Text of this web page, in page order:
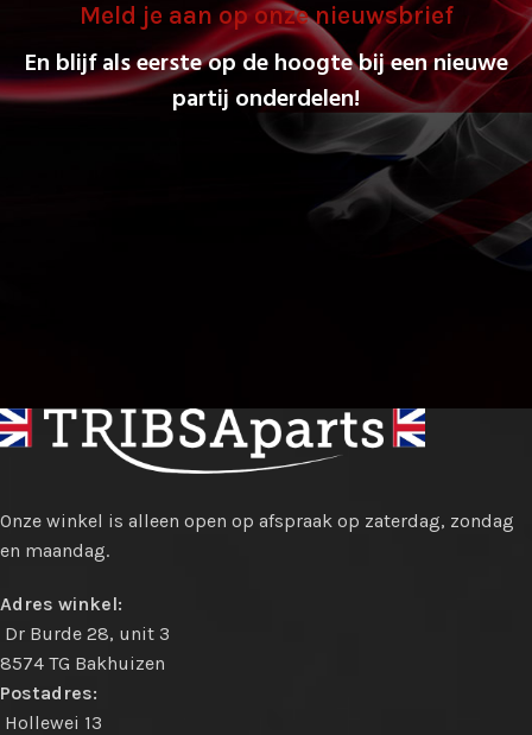
Meld je aan op onze nieuwsbrief
En blijf als eerste op de hoogte bij een nieuwe
partij onderdelen!
Onze winkel is alleen open op afspraak op zaterdag, zondag
en maandag.
Adres winkel:
Dr Burde 28, unit 3
8574 TG Bakhuizen
Postadres:
Hollewei 13